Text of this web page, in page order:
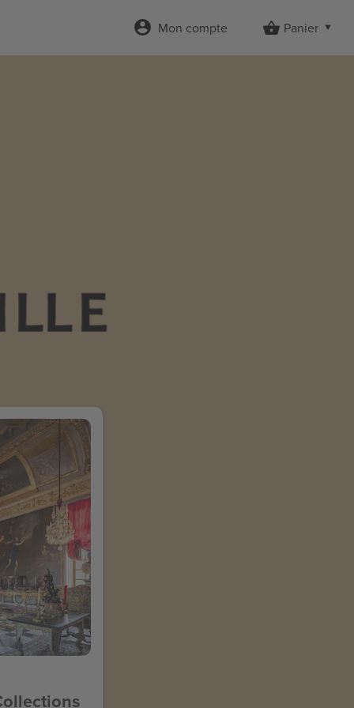
Panier
Mon compte